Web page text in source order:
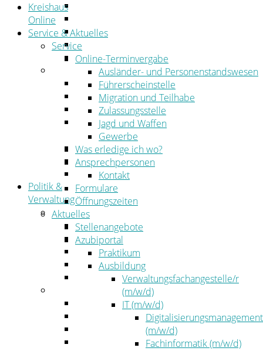
Ansprechpersonen
Formulare
Öffnungszeiten
Aktuelles
Stellenangebote
Azubiportal
Pressemitteilungen
Bekanntmachungen & öffentliche
Zustellungen
Kehrbezirksausschreibungen
Amtsblatt
Öffentliche Ausschreibungen
Politik &
Verwaltung
Politik
Kreistag
Kreistagsinformationssystem
Bürgerinformationssystem
Wahlen
Der Landrat
Kommunalaufsicht
Kreishaus
Online
Service & Aktuelles
Service
Online-Terminvergabe
Ausländer- und Personenstandswesen
Führerscheinstelle
Migration und Teilhabe
Zulassungsstelle
Jagd und Waffen
Gewerbe
Was erledige ich wo?
Ansprechpersonen
Kontakt
Formulare
Öffnungszeiten
Aktuelles
Stellenangebote
Azubiportal
Praktikum
Ausbildung
Verwaltungsfachangestelle/r
(m/w/d)
IT (m/w/d)
Digitalisierungsmanagement
(m/w/d)
Fachinformatik (m/w/d)